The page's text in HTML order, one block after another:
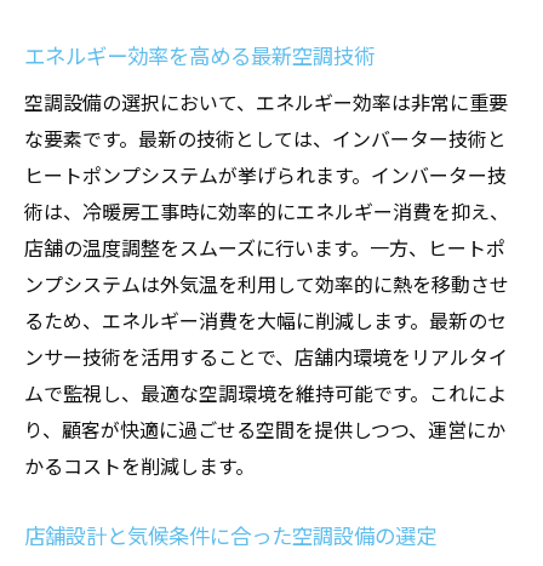
省エネ型空調システムがもたらす長期的な
メリット
運営コストを大幅に削減する最新空調技術
空調設備の効率化で店舗運営の持続可能性
を向上
節約志向の空調設備選定ガイド
運営コスト最適化に貢献する空調設備
持続可能性を考慮した店舗設計における冷暖房
工事の重要性
サステナブルな店舗設計のための冷暖房工
事
持続可能な冷暖房工事が店舗に与える影響
エネルギー効率を高める最新空調技術
空調設備の選択において、エネルギー効率は非常に重要
な要素です。最新の技術としては、インバーター技術と
ヒートポンプシステムが挙げられます。インバーター技
術は、冷暖房工事時に効率的にエネルギー消費を抑え、
店舗の温度調整をスムーズに行います。一方、ヒートポ
ンプシステムは外気温を利用して効率的に熱を移動させ
るため、エネルギー消費を大幅に削減します。最新のセ
ンサー技術を活用することで、店舗内環境をリアルタイ
ムで監視し、最適な空調環境を維持可能です。これによ
り、顧客が快適に過ごせる空間を提供しつつ、運営にか
かるコストを削減します。
店舗設計と気候条件に合った空調設備の選定